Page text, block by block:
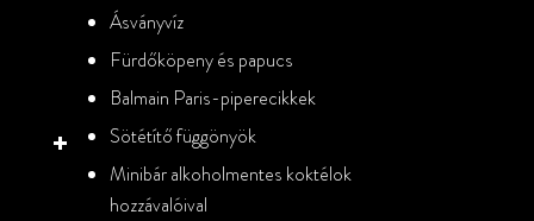
Ásványvíz
Fürdőköpeny és papucs
Balmain Paris-piperecikkek
Sötétítő függönyök
Minibár alkoholmentes koktélok
hozzávalóival